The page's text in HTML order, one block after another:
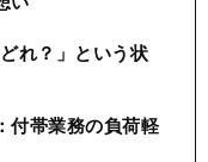
れ？」という状
付帯業務の負荷軽